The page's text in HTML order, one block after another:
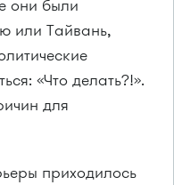
они были
или Тайвань,
«Что делать?!».
для
приходилось